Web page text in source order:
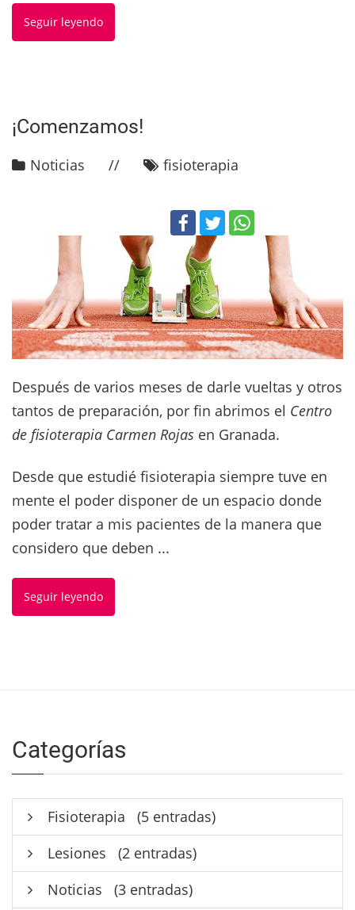
Seguir leyendo
¡Comenzamos!
Noticias fisioterapia
Después de varios meses de darle vueltas y otros
tantos de preparación, por fin abrimos el Centro
de fisioterapia Carmen Rojas en Granada.
Desde que estudié fisioterapia siempre tuve en
mente el poder disponer de un espacio donde
poder tratar a mis pacientes de la manera que
considero que deben ...
Seguir leyendo
Categorías
Fisioterapia
(5 entradas)
Lesiones
(2 entradas)
Noticias
(3 entradas)